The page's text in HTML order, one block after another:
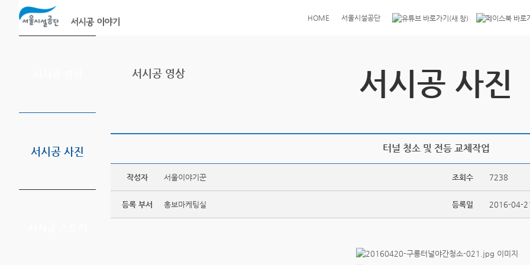
본문바로가기
HOME 서울시설공단
서시공 사진
서시공 사진
서시공 영상
터널 청소 및 전등 교체작업
작성자 서울이야기꾼 조회수 7238
등록 부서 홍보마케팅실 등록일 2016-04-